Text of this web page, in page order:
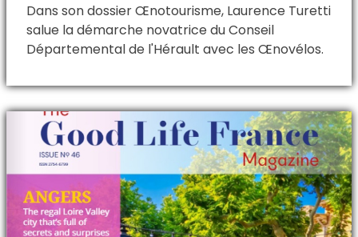
Dans son dossier Œnotourisme, Laurence Turetti
salue la démarche novatrice du Conseil
Départemental de l'Hérault avec les Œnovélos.